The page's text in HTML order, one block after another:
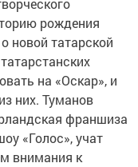
рождения
новой татарской
на «Оскар», и
них. Туманов
франшиза
«Голос», учат
внимания к